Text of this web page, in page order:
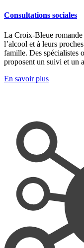
Consultations sociales
La Croix-Bleue romande
l’alcool et à leurs
famille. Des spécialistes
proposent un suivi et un
En savoir plus